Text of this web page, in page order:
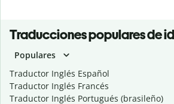
Traducciones populares de
Populares
Traductor Inglés Español
Traductor Inglés Francés
Traductor Inglés Portugués (brasileño)